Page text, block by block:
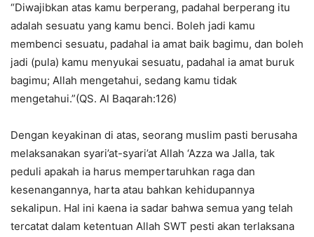
“Diwajibkan atas kamu berperang, padahal berperang itu
adalah sesuatu yang kamu benci. Boleh jadi kamu
membenci sesuatu, padahal ia amat baik bagimu, dan boleh
jadi (pula) kamu menyukai sesuatu, padahal ia amat buruk
bagimu; Allah mengetahui, sedang kamu tidak
mengetahui.”(QS. Al Baqarah:126)
Dengan keyakinan di atas, seorang muslim pasti berusaha
melaksanakan syari’at-syari’at Allah ‘Azza wa Jalla, tak
peduli apakah ia harus mempertaruhkan raga dan
kesenangannya, harta atau bahkan kehidupannya
sekalipun. Hal ini kaena ia sadar bahwa semua yang telah
tercatat dalam ketentuan Allah SWT pesti akan terlaksana